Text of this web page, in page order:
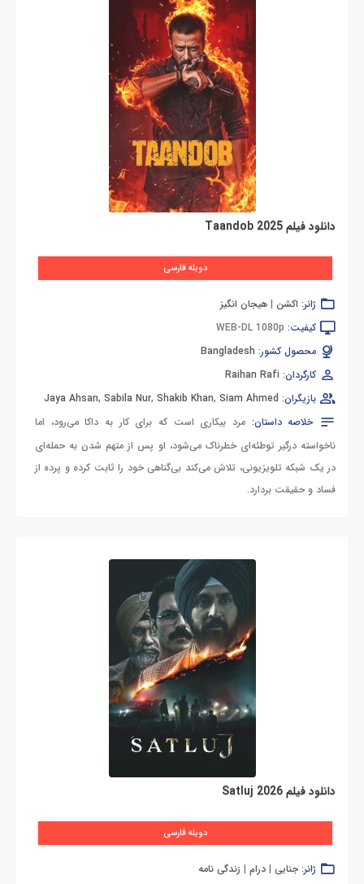
دانلود فیلم Taandob 2025
دوبله فارسی
ژانر: اکشن | هیجان انگیز
کیفیت: WEB-DL 1080p
محصول کشور: Bangladesh
کارگردان: Raihan Rafi
بازیگران:
Jaya Ahsan, Sabila Nur, Shakib Khan, Siam Ahmed
خلاصه داستان: مرد بیکاری است که برای کار به داکا می‌رود، اما
ناخواسته درگیر توطئه‌ای خطرناک می‌شود، او پس از متهم شدن به حمله‌ای
در یک شبکه تلویزیونی، تلاش می‌کند بی‌گناهی خود را ثابت کرده و پرده از
فساد و حقیقت بردارد.
دانلود فیلم Satluj 2026
دوبله فارسی
ژانر: جنایی | درام | زندگی نامه